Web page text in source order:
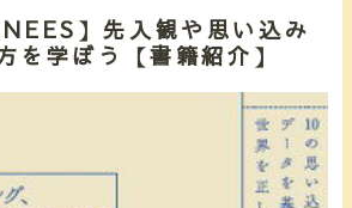
】先入観や思い込み
を学ぼう【書籍紹介】